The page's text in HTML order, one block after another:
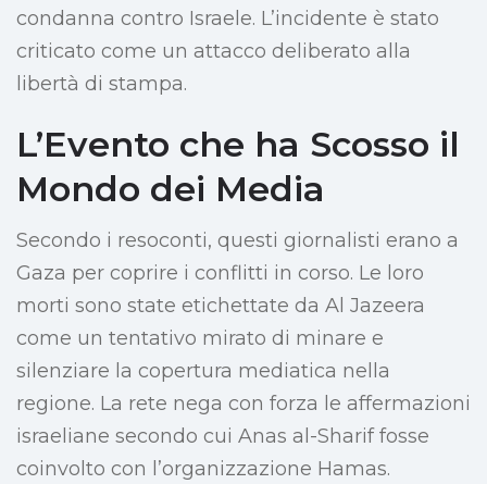
condanna contro Israele. L’incidente è stato
criticato come un attacco deliberato alla
libertà di stampa.
L’Evento che ha Scosso il
Mondo dei Media
Secondo i resoconti, questi giornalisti erano a
Gaza per coprire i conflitti in corso. Le loro
morti sono state etichettate da Al Jazeera
come un tentativo mirato di minare e
silenziare la copertura mediatica nella
regione. La rete nega con forza le affermazioni
israeliane secondo cui Anas al-Sharif fosse
coinvolto con l’organizzazione Hamas.